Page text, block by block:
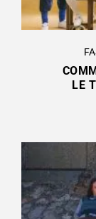
LE